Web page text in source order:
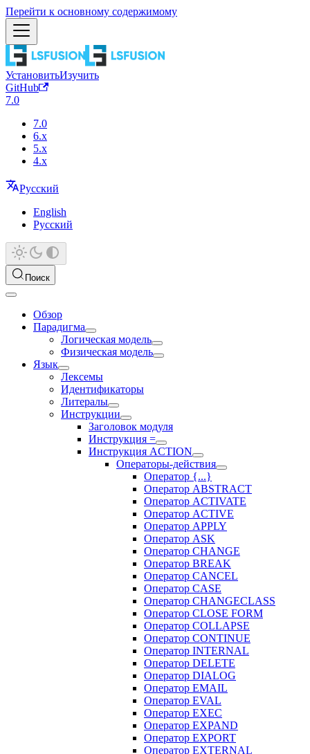
Перейти к основному содержимому
УстановитьИзучить
GitHub
7.0
7.0
6.x
5.x
4.x
Русский
English
Русский
Поиск
Обзор
Парадигма
Логическая модель
Физическая модель
Язык
Лексемы
Идентификаторы
Литералы
Инструкции
Заголовок модуля
Инструкция =
Инструкция ACTION
Операторы-действия
Оператор {...}
Оператор ABSTRACT
Оператор ACTIVATE
Оператор ACTIVE
Оператор APPLY
Оператор ASK
Оператор CHANGE
Оператор BREAK
Оператор CANCEL
Оператор CASE
Оператор CHANGECLASS
Оператор CLOSE FORM
Оператор COLLAPSE
Оператор CONTINUE
Оператор INTERNAL
Оператор DELETE
Оператор DIALOG
Оператор EMAIL
Оператор EVAL
Оператор EXEC
Оператор EXPAND
Оператор EXPORT
Оператор EXTERNAL